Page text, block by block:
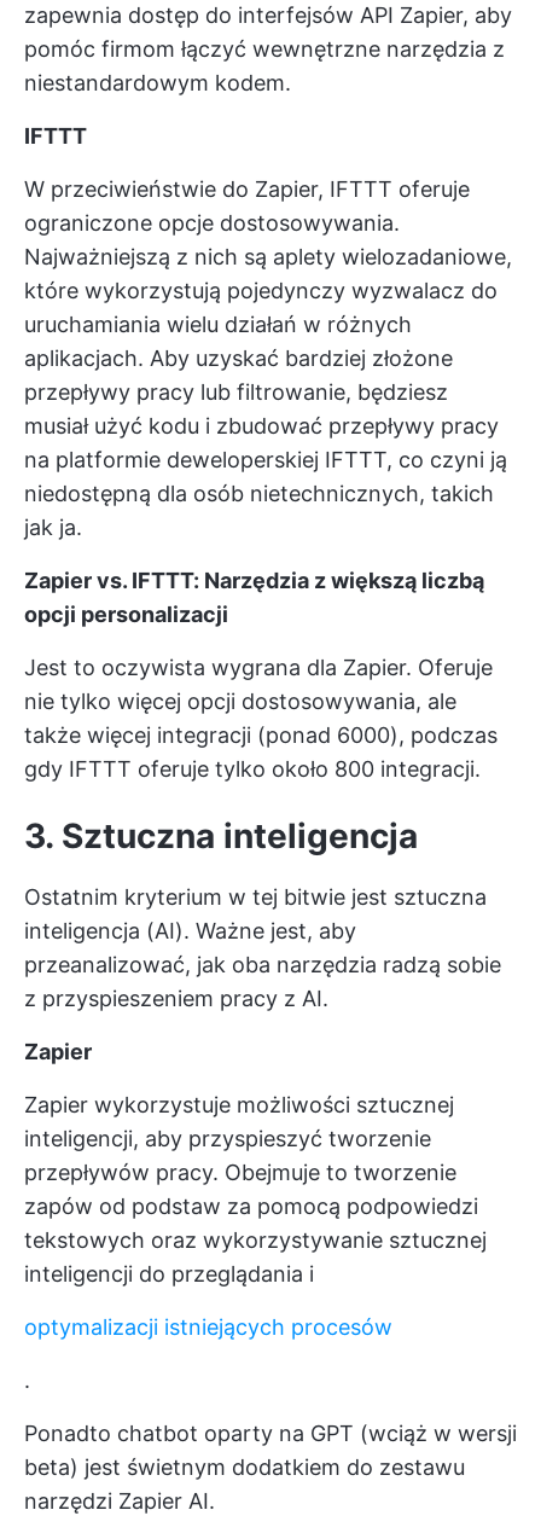
zapewnia dostęp do interfejsów API Zapier, aby
pomóc firmom łączyć wewnętrzne narzędzia z
niestandardowym kodem.
IFTTT
W przeciwieństwie do Zapier, IFTTT oferuje
ograniczone opcje dostosowywania.
Najważniejszą z nich są aplety wielozadaniowe,
które wykorzystują pojedynczy wyzwalacz do
uruchamiania wielu działań w różnych
aplikacjach. Aby uzyskać bardziej złożone
przepływy pracy lub filtrowanie, będziesz
musiał użyć kodu i zbudować przepływy pracy
na platformie deweloperskiej IFTTT, co czyni ją
niedostępną dla osób nietechnicznych, takich
jak ja.
Zapier vs. IFTTT: Narzędzia z większą liczbą
opcji personalizacji
Jest to oczywista wygrana dla Zapier. Oferuje
nie tylko więcej opcji dostosowywania, ale
także więcej integracji (ponad 6000), podczas
gdy IFTTT oferuje tylko około 800 integracji.
3. Sztuczna inteligencja
Ostatnim kryterium w tej bitwie jest sztuczna
inteligencja (AI). Ważne jest, aby
przeanalizować, jak oba narzędzia radzą sobie
z przyspieszeniem pracy z AI.
Zapier
Zapier wykorzystuje możliwości sztucznej
inteligencji, aby przyspieszyć tworzenie
przepływów pracy. Obejmuje to tworzenie
zapów od podstaw za pomocą podpowiedzi
tekstowych oraz wykorzystywanie sztucznej
inteligencji do przeglądania i
optymalizacji istniejących procesów
.
Ponadto chatbot oparty na GPT (wciąż w wersji
beta) jest świetnym dodatkiem do zestawu
narzędzi Zapier AI.